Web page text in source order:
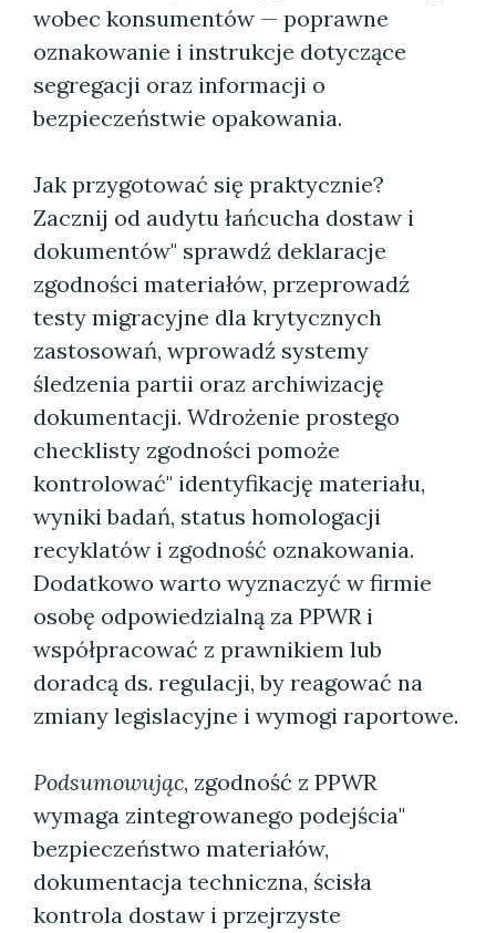
wobec konsumentów — poprawne
oznakowanie i instrukcje dotyczące
segregacji oraz informacji o
bezpieczeństwie opakowania.
Jak przygotować się praktycznie?
Zacznij od audytu łańcucha dostaw i
dokumentów" sprawdź deklaracje
zgodności materiałów, przeprowadź
testy migracyjne dla krytycznych
zastosowań, wprowadź systemy
śledzenia partii oraz archiwizację
dokumentacji. Wdrożenie prostego
checklisty zgodności pomoże
kontrolować" identyfikację materiału,
wyniki badań, status homologacji
recyklatów i zgodność oznakowania.
Dodatkowo warto wyznaczyć w firmie
osobę odpowiedzialną za PPWR i
współpracować z prawnikiem lub
doradcą ds. regulacji, by reagować na
zmiany legislacyjne i wymogi raportowe.
Podsumowując, zgodność z PPWR
wymaga zintegrowanego podejścia"
bezpieczeństwo materiałów,
dokumentacja techniczna, ścisła
kontrola dostaw i przejrzyste